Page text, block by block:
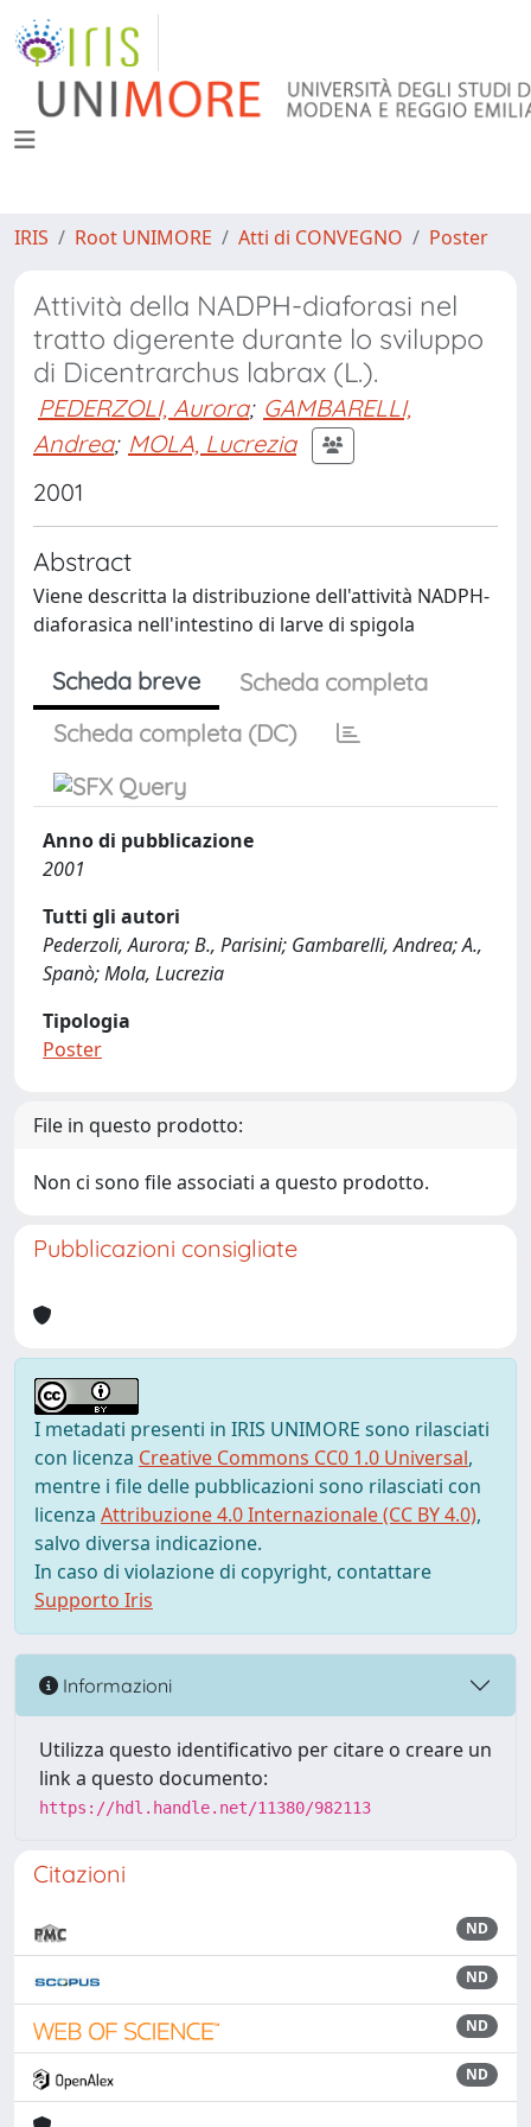
IRIS Root UNIMORE Atti di CONVEGNO Poster
Attività della NADPH-diaforasi nel
tratto digerente durante lo sviluppo
di Dicentrarchus labrax (L.).
PEDERZOLI, Aurora; GAMBARELLI,
Andrea; MOLA, Lucrezia
2001
Abstract
Viene descritta la distribuzione dell'attività NADPH-
diaforasica nell'intestino di larve di spigola
Scheda breve
Scheda completa
Scheda completa (DC)
Anno di pubblicazione
2001
Tutti gli autori
Pederzoli, Aurora; B., Parisini; Gambarelli, Andrea; A.,
Spanò; Mola, Lucrezia
Tipologia
Poster
File in questo prodotto:
Non ci sono file associati a questo prodotto.
Pubblicazioni consigliate
I metadati presenti in IRIS UNIMORE sono rilasciati
con licenza Creative Commons CC0 1.0 Universal,
mentre i file delle pubblicazioni sono rilasciati con
licenza Attribuzione 4.0 Internazionale (CC BY 4.0),
salvo diversa indicazione.
In caso di violazione di copyright, contattare
Supporto Iris
Informazioni
Utilizza questo identificativo per citare o creare un
link a questo documento:
https://hdl.handle.net/11380/982113
Citazioni
ND
ND
ND
ND